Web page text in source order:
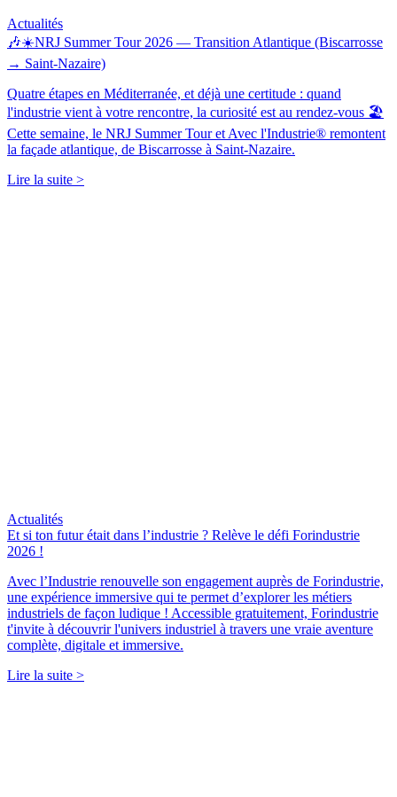
Actualités
🎶☀️NRJ Summer Tour 2026 — Transition Atlantique (Biscarrosse
→ Saint-Nazaire)
Quatre étapes en Méditerranée, et déjà une certitude : quand
l'industrie vient à votre rencontre, la curiosité est au rendez-vous 🏖️
Cette semaine, le NRJ Summer Tour et Avec l'Industrie® remontent
la façade atlantique, de Biscarrosse à Saint-Nazaire.
Lire la suite >
Actualités
Et si ton futur était dans l’industrie ? Relève le défi Forindustrie
2026 !
Avec l’Industrie renouvelle son engagement auprès de Forindustrie,
une expérience immersive qui te permet d’explorer les métiers
industriels de façon ludique ! Accessible gratuitement, Forindustrie
t'invite à découvrir l'univers industriel à travers une vraie aventure
complète, digitale et immersive.
Lire la suite >